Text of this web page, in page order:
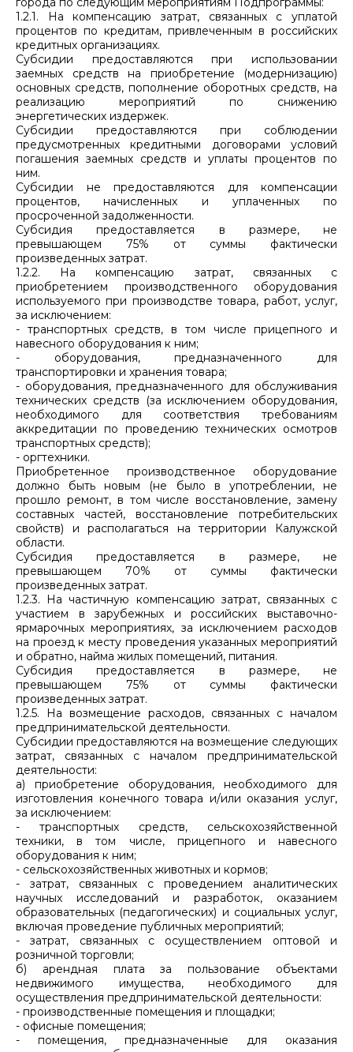
1.2.1. На компенсацию затрат, связанных с уплатой
процентов по кредитам, привлеченным в российских
кредитных организациях.
Субсидии предоставляются при использовании
заемных средств на приобретение (модернизацию)
основных средств, пополнение оборотных средств, на
реализацию мероприятий по снижению
энергетических издержек.
Субсидии предоставляются при соблюдении
предусмотренных кредитными договорами условий
погашения заемных средств и уплаты процентов по
ним.
Субсидии не предоставляются для компенсации
процентов, начисленных и уплаченных по
просроченной задолженности.
Субсидия предоставляется в размере, не
превышающем 75% от суммы фактически
произведенных затрат.
1.2.2. На компенсацию затрат, связанных с
приобретением производственного оборудования
используемого при производстве товара, работ, услуг,
за исключением:
- транспортных средств, в том числе прицепного и
навесного оборудования к ним;
- оборудования, предназначенного для
транспортировки и хранения товара;
- оборудования, предназначенного для обслуживания
технических средств (за исключением оборудования,
необходимого для соответствия требованиям
аккредитации по проведению технических осмотров
транспортных средств);
- оргтехники.
Приобретенное производственное оборудование
должно быть новым (не было в употреблении, не
прошло ремонт, в том числе восстановление, замену
составных частей, восстановление потребительских
свойств) и располагаться на территории Калужской
области.
Субсидия предоставляется в размере, не
превышающем 70% от суммы фактически
произведенных затрат.
1.2.3. На частичную компенсацию затрат, связанных с
участием в зарубежных и российских выставочно-
ярмарочных мероприятиях, за исключением расходов
на проезд к месту проведения указанных мероприятий
и обратно, найма жилых помещений, питания.
Субсидия предоставляется в размере, не
превышающем 75% от суммы фактически
произведенных затрат.
1.2.5. На возмещение расходов, связанных с началом
предпринимательской деятельности.
Субсидии предоставляются на возмещение следующих
затрат, связанных с началом предпринимательской
деятельности:
а) приобретение оборудования, необходимого для
изготовления конечного товара и/или оказания услуг,
за исключением:
- транспортных средств, сельскохозяйственной
техники, в том числе, прицепного и навесного
оборудования к ним;
- сельскохозяйственных животных и кормов;
- затрат, связанных с проведением аналитических
научных исследований и разработок, оказанием
образовательных (педагогических) и социальных услуг,
включая проведение публичных мероприятий;
- затрат, связанных с осуществлением оптовой и
розничной торговли;
б) арендная плата за пользование объектами
недвижимого имущества, необходимого для
осуществления предпринимательской деятельности:
- производственные помещения и площадки;
- офисные помещения;
- помещения, предназначенные для оказания